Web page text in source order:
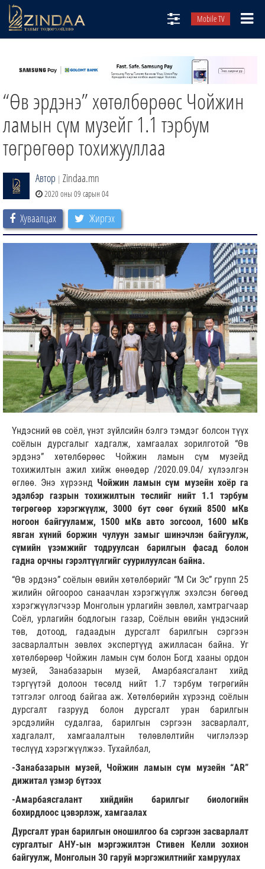
Mobile TV
ТВ8
ӨГЛӨӨНИЙ СОНИН
АУДИО ЗОХИОЛ
“Өв эрдэнэ” хөтөлбөрөөс Чойжин
ламын сүм музейг 1.1 тэрбум
төгрөгөөр тохижууллаа
Автор | Zindaa.mn
2020 оны 09 сарын 04
Хуваалцах Жиргэх
Үндэсний өв соёл, үнэт зүйлсийн бэлгэ тэмдэг болсон түүх
соёлын дурсгалыг хадгалж, хамгаалах зорилготой “Өв
эрдэнэ” хөтөлбөрөөс Чойжин ламын сүм музейд
тохижилтын ажил хийж өнөөдөр /2020.09.04/ хүлээлгэн
өглөө. Энэ хүрээнд Чойжин ламын сүм музейн хоёр га
эдэлбэр газрын тохижилтын төслийг нийт 1.1 тэрбум
төгрөгөөр хэрэгжүүлж, 3000 бут сөөг бүхий 8500 мКв
ногоон байгууламж, 1500 мКв авто зогсоол, 1600 мКв
явган хүний боржин чулуун замыг шинэчлэн байгуулж,
сүмийн үзэмжийг тодруулсан барилгын фасад болон
гадна орчны гэрэлтүүлгийг суурилуулсан байна.
“Өв эрдэнэ” соёлын өвийн хөтөлбөрийг “М Си Эс” групп 25
жилийн ойгоороо санаачлан хэрэгжүүлж эхэлсэн бөгөөд
хэрэгжүүлэгчээр Монголын урлагийн зөвлөл, хамтрагчаар
Соёл, урлагийн бодлогын газар, Соёлын өвийн үндэсний
төв, дотоод, гадаадын дурсгалт барилгын сэргээн
засварлалтын зөвлөх экспертүүд ажилласан байна. Уг
хөтөлбөрөөр Чойжин ламын сүм болон Богд хааны ордон
музей, Занабазарын музей, Амарбаясгалант хийд
тэргүүтэй долоон төсөлд нийт 1.7 тэрбум төгрөгийн
тэтгэлэг олгоод байгаа аж. Хөтөлбөрийн хүрээнд соёлын
дурсгалт газрууд болон дурсгалт уран барилгын
эрсдэлийн судалгаа, барилгын сэргээн засварлалт,
хадгалалт, хамгаалалтын төлөвлөлтийн чиглэлээр
төслүүд хэрэгжүүлжээ. Тухайлбал,
-Занабазарын музей, Чойжин ламын сүм музейн “AR”
дижитал үзмэр бүтээх
-Амарбаясгалант хийдийн барилгыг биологийн
бохирдлоос цэвэрлэж, хамгаалах
Дурсгалт уран барилгын оношилгоо ба сэргээн засварлалт
сургалтыг АНУ-ын мэргэжилтэн Стивен Келли зохион
байгуулж, Монголын 30 гаруй мэргэжилтнийг хамруулах